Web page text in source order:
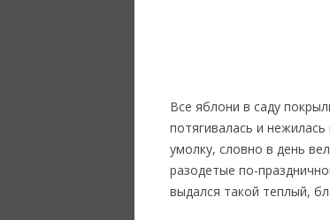
Все яблони в саду
потягивалась и
умолку, словно в день
разодетые по-
выдался такой теплый,